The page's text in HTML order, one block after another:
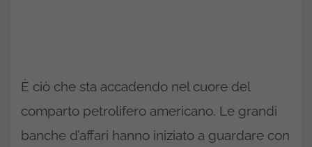
È ciò che sta accadendo nel cuore del
comparto petrolifero americano. Le grandi
banche d’affari hanno iniziato a guardare con